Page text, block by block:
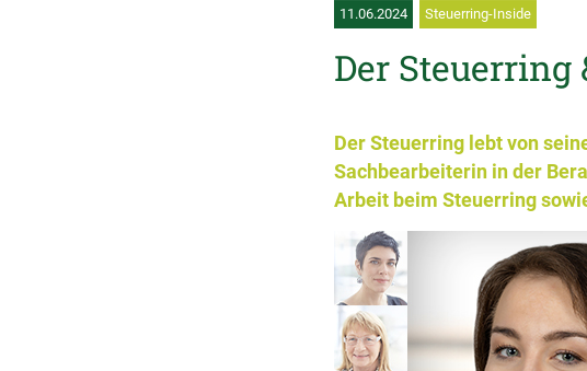
11.06.2024 Steuerring-Inside
Der Steuerring
Der Steuerring lebt von
Sachbearbeiterin in der
Arbeit beim Steuerring